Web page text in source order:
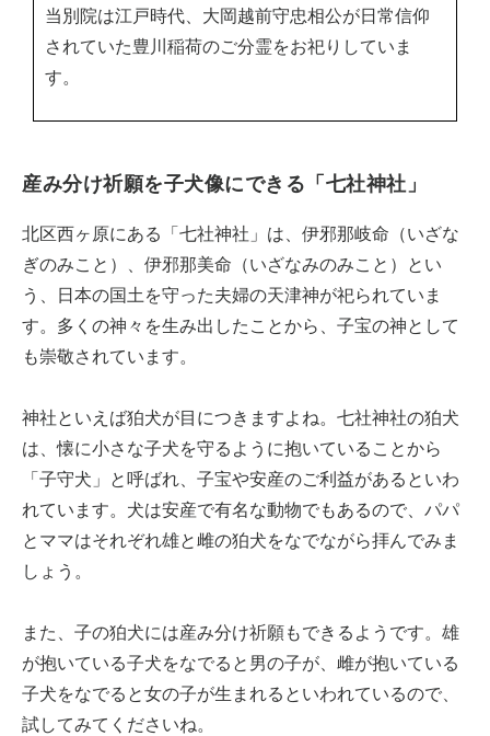
当別院は江戸時代、大岡越前守忠相公が日常信仰
されていた豊川稲荷のご分霊をお祀りしていま
す。
産み分け祈願を子犬像にできる「七社神社」
北区西ヶ原にある「七社神社」は、伊邪那岐命（いざな
ぎのみこと）、伊邪那美命（いざなみのみこと）とい
う、日本の国土を守った夫婦の天津神が祀られていま
す。多くの神々を生み出したことから、子宝の神として
も崇敬されています。
神社といえば狛犬が目につきますよね。七社神社の狛犬
は、懐に小さな子犬を守るように抱いていることから
「子守犬」と呼ばれ、子宝や安産のご利益があるといわ
れています。犬は安産で有名な動物でもあるので、パパ
とママはそれぞれ雄と雌の狛犬をなでながら拝んでみま
しょう。
また、子の狛犬には産み分け祈願もできるようです。雄
が抱いている子犬をなでると男の子が、雌が抱いている
子犬をなでると女の子が生まれるといわれているので、
試してみてくださいね。